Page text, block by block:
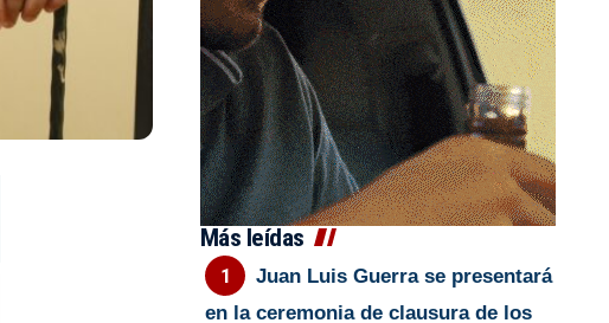
Más leídas
Juan Luis Guerra se presentará
en la ceremonia de clausura de los